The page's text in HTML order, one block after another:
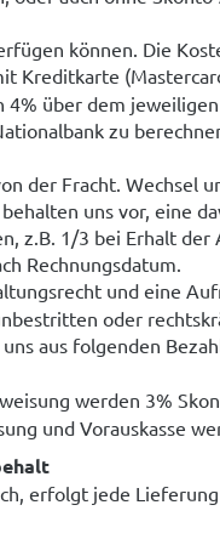
können. Die
Kreditkarte
4% über dem
zu
der Fracht. Wechsel
uns vor, eine
z.B. 1/3 bei Erhalt der
Rechnungsdatum.
und eine
oder
aus folgenden
werden 3%
und Vorauskasse
erfolgt jede